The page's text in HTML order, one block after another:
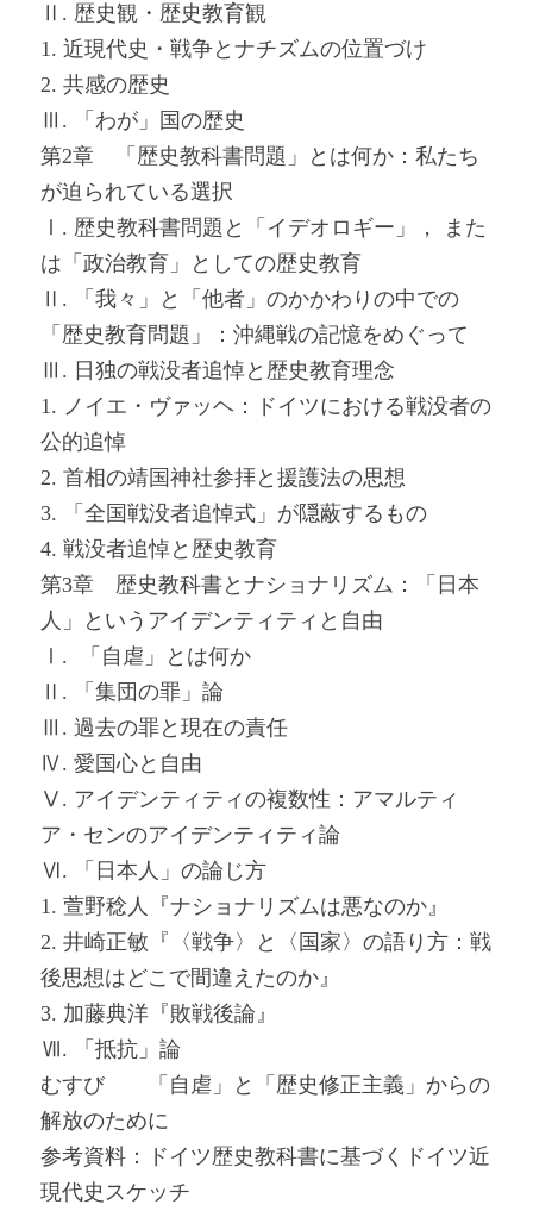
Ⅱ. 歴史観・歴史教育観
1. 近現代史・戦争とナチズムの位置づけ
2. 共感の歴史
Ⅲ. 「わが」国の歴史
第2章 「歴史教科書問題」とは何か：私たち
が迫られている選択
Ⅰ. 歴史教科書問題と「イデオロギー」， また
は「政治教育」としての歴史教育
Ⅱ. 「我々」と「他者」のかかわりの中での
「歴史教育問題」：沖縄戦の記憶をめぐって
Ⅲ. 日独の戦没者追悼と歴史教育理念
1. ノイエ・ヴァッヘ：ドイツにおける戦没者の
公的追悼
2. 首相の靖国神社参拝と援護法の思想
3. 「全国戦没者追悼式」が隠蔽するもの
4. 戦没者追悼と歴史教育
第3章 歴史教科書とナショナリズム：「日本
人」というアイデンティティと自由
Ⅰ. 「自虐」とは何か
Ⅱ. 「集団の罪」論
Ⅲ. 過去の罪と現在の責任
Ⅳ. 愛国心と自由
Ⅴ. アイデンティティの複数性：アマルティ
ア・センのアイデンティティ論
Ⅵ. 「日本人」の論じ方
1. 萱野稔人『ナショナリズムは悪なのか』
2. 井崎正敏『〈戦争〉と〈国家〉の語り方：戦
後思想はどこで間違えたのか』
3. 加藤典洋『敗戦後論』
Ⅶ. 「抵抗」論
むすび 「自虐」と「歴史修正主義」からの
解放のために
参考資料：ドイツ歴史教科書に基づくドイツ近
現代史スケッチ